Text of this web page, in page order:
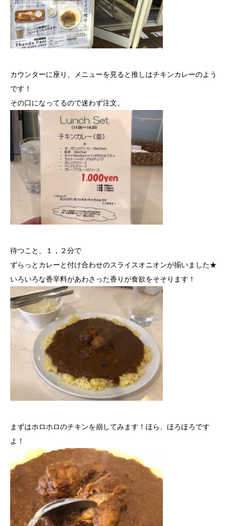
カウンターに座り、メニューを見ると推しはチキンカレーのよう
です！
その口になってるので迷わず注文。
待つこと、１，２分で
ずらっとカレーと付け合わせのスライスオニオンが揃いました★
いろいろな香辛料があわさった香りが食欲をそそります！
まずはホロホロのチキンを崩してみます！ほら、ほろほろです
よ！